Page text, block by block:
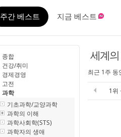
주간 베스트 지금 베스트
종합
건강/취미
경제경영
고전
과학
기초과학/교양과학
과학의 이해
과학사회학(STS)
과학자의 생애
세계
최근 1주 동
1위